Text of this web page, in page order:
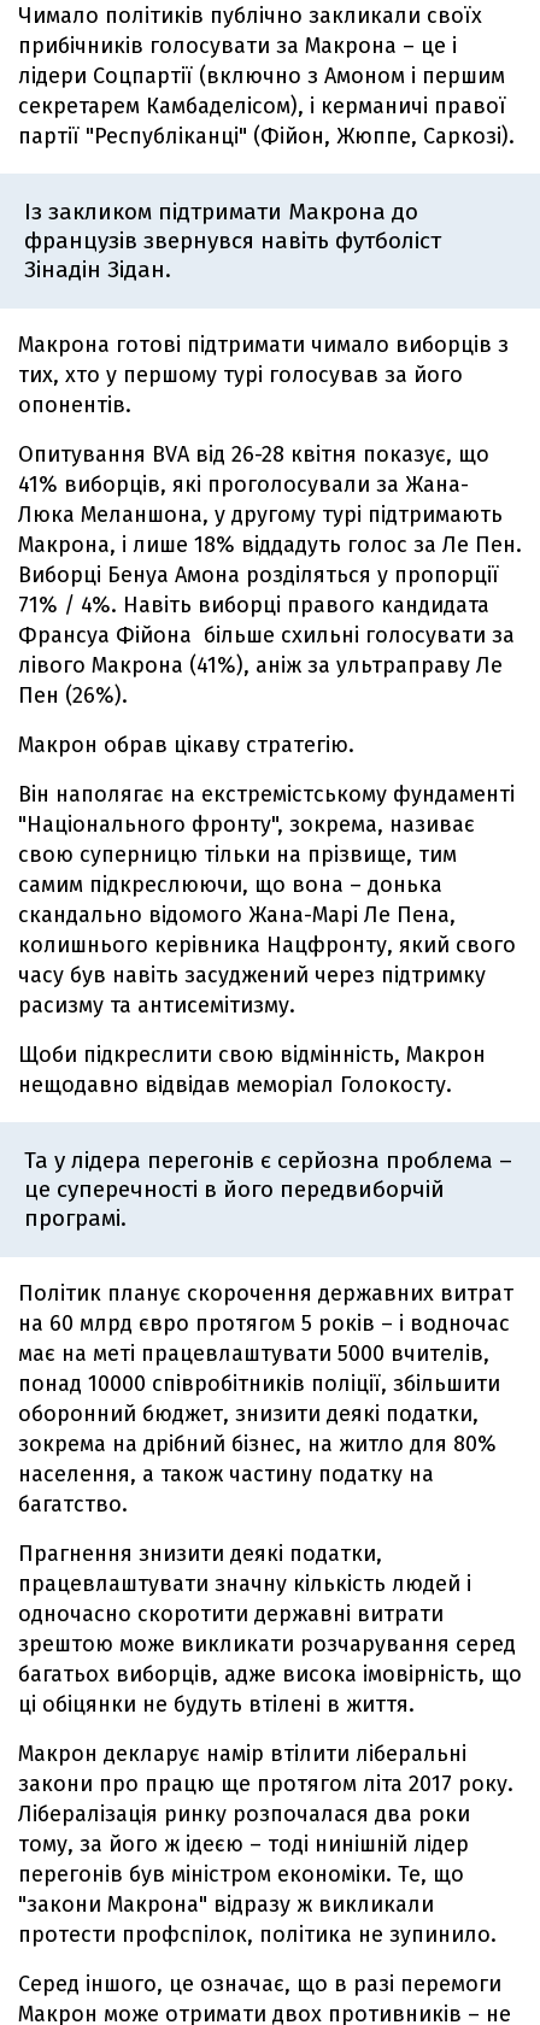
Чимало політиків публічно закликали своїх
прибічників голосувати за Макрона – це і
лідери Соцпартії (включно з Амоном і першим
секретарем Камбаделісом), і керманичі правої
партії "Республіканці" (Фійон, Жюппе, Саркозі).
Із закликом підтримати Макрона до
французів звернувся навіть футболіст
Зінадін Зідан.
Макрона готові підтримати чимало виборців з
тих, хто у першому турі голосував за його
опонентів.
Опитування BVA від 26-28 квітня показує, що
41% виборців, які проголосували за Жана-
Люка Меланшона, у другому турі підтримають
Макрона, і лише 18% віддадуть голос за Ле Пен.
Виборці Бенуа Амона розділяться у пропорції
71% / 4%. Навіть виборці правого кандидата
Франсуа Фійона більше схильні голосувати за
лівого Макрона (41%), аніж за ультраправу Ле
Пен (26%).
Макрон обрав цікаву стратегію.
Він наполягає на екстремістському фундаменті
"Національного фронту", зокрема, називає
свою суперницю тільки на прізвище, тим
самим підкреслюючи, що вона – донька
скандально відомого Жана-Марі Ле Пена,
колишнього керівника Нацфронту, який свого
часу був навіть засуджений через підтримку
расизму та антисемітизму.
Щоби підкреслити свою відмінність, Макрон
нещодавно відвідав меморіал Голокосту.
Та у лідера перегонів є серйозна проблема –
це суперечності в його передвиборчій
програмі.
Політик планує скорочення державних витрат
на 60 млрд євро протягом 5 років – і водночас
має на меті працевлаштувати 5000 вчителів,
понад 10000 співробітників поліції, збільшити
оборонний бюджет, знизити деякі податки,
зокрема на дрібний бізнес, на житло для 80%
населення, а також частину податку на
багатство.
Прагнення знизити деякі податки,
працевлаштувати значну кількість людей і
одночасно скоротити державні витрати
зрештою може викликати розчарування серед
багатьох виборців, адже висока імовірність, що
ці обіцянки не будуть втілені в життя.
Макрон декларує намір втілити ліберальні
закони про працю ще протягом літа 2017 року.
Лібералізація ринку розпочалася два роки
тому, за його ж ідеєю – тоді нинішній лідер
перегонів був міністром економіки. Те, що
"закони Макрона" відразу ж викликали
протести профспілок, політика не зупинило.
Серед іншого, це означає, що в разі перемоги
Макрон може отримати двох противників – не